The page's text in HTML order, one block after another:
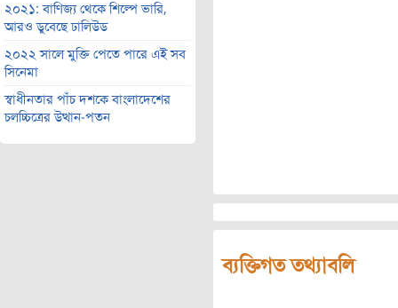
২০২১: বাণিজ্য থেকে শিল্পে ভারি,
আরও ডুবেছে ঢালিউড
২০২২ সালে মুক্তি পেতে পারে এই সব
সিনেমা
স্বাধীনতার পাঁচ দশকে বাংলাদেশের
চলচ্চিত্রের উত্থান-পতন
ব্যক্তিগত তথ্যাবলি